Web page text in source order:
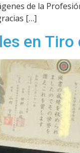
de la
[…]
en